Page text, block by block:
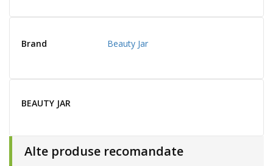
Brand Beauty Jar
BEAUTY JAR
Alte produse recomandate